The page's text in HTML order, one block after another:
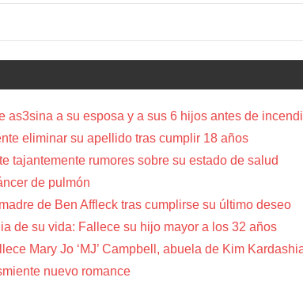
as3sina a su esposa y a sus 6 hijos antes de
eliminar su apellido tras cumplir 18 años
tajantemente rumores sobre su estado de salud
de pulmón
de Ben Affleck tras cumplirse su último deseo
de su vida: Fallece su hijo mayor a los 32 años
Mary Jo ‘MJ’ Campbell, abuela de Kim
nuevo romance